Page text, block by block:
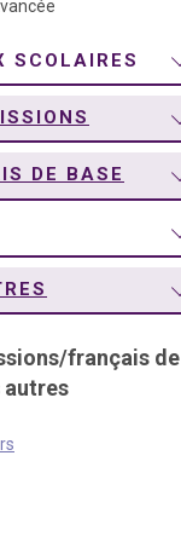
SCOLAIRES
DE BASE
/français de
autres